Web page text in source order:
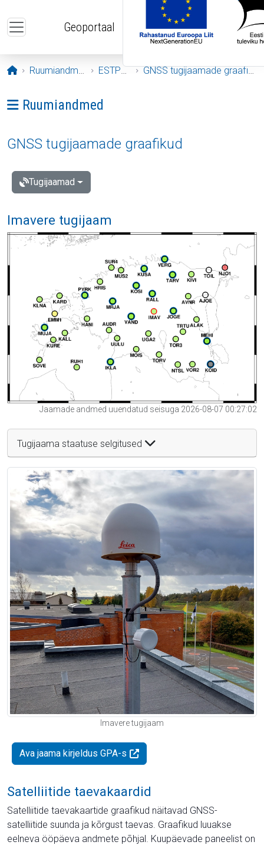
Geoportaal
Avaleht
Ruumiandmed ESTPOS GNSS tugijaamade graafikud
Ava menüü: Ruumiandmed
Ruumiandmed
GNSS tugijaamade graafikud
Tugijaamad
Imavere tugijaam
Jaamade andmed uuendatud seisuga 2026-08-07 00:27:02
Tugijaama staatuse selgitused
Imavere tugijaam
Ava jaama kirjeldus GPA-s
Satelliitide taevakaardid
Satelliitide taevakaartide graafikud näitavad GNSS-
satelliitide suunda ja kõrgust taevas. Graafikud luuakse
eelneva ööpäeva andmete põhjal. Kuupäevade paneelist on